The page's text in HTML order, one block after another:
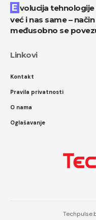
Evolucija tehnologije ne mijenja samo svijet oko nas,
već i nas same –
međusobno se
Linkovi
Kontakt
Pravila privatnosti
O nama
Oglašavanje